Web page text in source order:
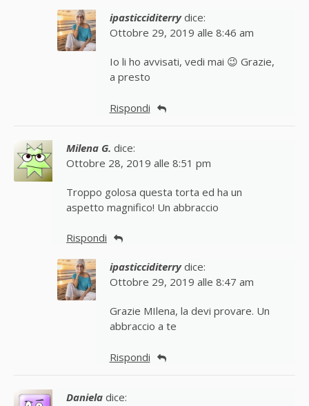
ipasticciditerry dice:
Ottobre 29, 2019 alle 8:46 am
Io li ho avvisati, vedi mai 😉 Grazie,
a presto
Rispondi
Milena G. dice:
Ottobre 28, 2019 alle 8:51 pm
Troppo golosa questa torta ed ha un
aspetto magnifico! Un abbraccio
Rispondi
ipasticciditerry dice:
Ottobre 29, 2019 alle 8:47 am
Grazie MIlena, la devi provare. Un
abbraccio a te
Rispondi
Daniela dice: